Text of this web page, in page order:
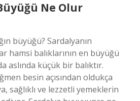
Ne Olur
büyüğü? Sardalyanın
hamsi balıklarının en büyüğü
aslında küçük bir balıktır.
besin açısından oldukça
sağlıklı ve lezzetli yemeklerin